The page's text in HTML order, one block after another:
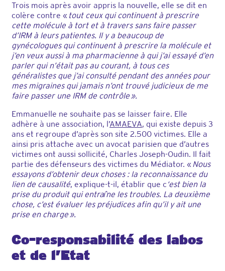
Trois mois après avoir appris la nouvelle, elle se dit en
colère contre « tout ceux qui continuent à prescrire
cette molécule à tort et à travers sans faire passer
d’IRM à leurs patientes. Il y a beaucoup de
gynécologues qui continuent à prescrire la molécule et
j’en veux aussi à ma pharmacienne à qui j’ai essayé d’en
parler qui n’était pas au courant, à tous ces
généralistes que j’ai consulté pendant des années pour
mes migraines qui jamais n’ont trouvé judicieux de me
faire passer une IRM de contrôle ».
Emmanuelle ne souhaite pas se laisser faire. Elle
adhère à une association, l’AMAEVA, qui existe depuis 3
ans et regroupe d’après son site 2.500 victimes. Elle a
ainsi pris attache avec un avocat parisien que d’autres
victimes ont aussi sollicité, Charles Joseph-Oudin. Il fait
partie des défenseurs des victimes du Médiator. «Nous
essayons d’obtenir deux choses : la reconnaissance du
lien de causalité, explique-t-il, établir que c ‘est bien la
prise du produit qui entraîne les troubles. La deuxième
chose, c’est évaluer les préjudices afin qu’il y ait une
prise en charge ».
Co-responsabilité des labos
et de l’Etat